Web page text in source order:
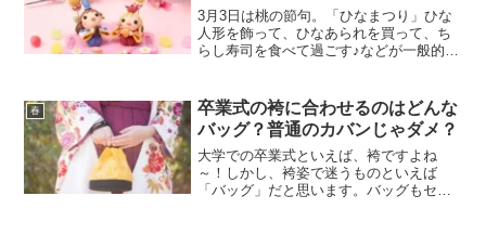
3月3日は桃の節句。「ひなまつり」ひな
人形を飾って、ひなあられを買って、ち
らし寿司を食べて過ごす♪などが一般的だ
他にも、女の子が生まれて最初の年にお
祝いする「初節句」な...
春
卒業式の袴に合わせるのはどんな
バッグ？普通のカバンじゃダメ？
大学での卒業式といえば、袴ですよね
～！しかし、袴姿で迷うものといえば
「バッグ」だと思います。バッグもセッ